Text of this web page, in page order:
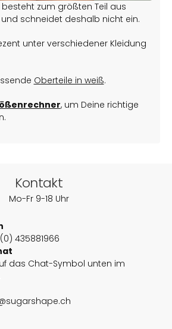
besteht zum größten Teil aus
schneidet deshalb nicht ein.
unter verschiedener Kleidung
Oberteile in weiß.
, um Deine richtige
Kontakt
Mo-Fr 9-18 Uhr
(0) 435881966
das Chat-Symbol unten im